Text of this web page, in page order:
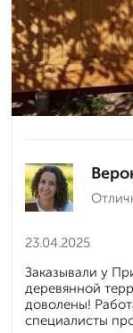
23.04.2025
Заказывали у
деревянной
доволены!
специалисты